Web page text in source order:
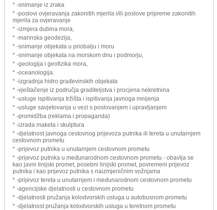
* -snimanje iz zraka
* -poslovi ovjeravanja zakonitih mjerila i/ili poslove pripreme zakonitih
mjerila za ovjeravanje
* -izmjera dubina mora,
* -marinska geodezija,
* -snimanje objekata u priobalju i moru
* -snimanje objekata na morskom dnu i podmorju,
* -geologija i geofizika mora,
* -oceanologija.
* -izgradnja hidro građevinskih objekata
* -vještačenje iz područja graditeljstva i procjena nekretnina
* -usluge ispitivanja tržišta i ispitivanja javnoga mnijenja
* -usluge savjetovanja u vezi s poslovanjem i upravljanjem
* -promidžba (reklama i propaganda)
* -izrada maketa i skulptura
* -djelatnost javnoga cestovnog prijevoza putnika ili tereta u unutarnjem
cestovnom prometu
* -prijevoz putnika u unutarnjem cestovnom prometu
* -prijevoz putnika u međunarodnom cestovnom prometu - obavlja se
kao javni linijski promet, posebni linijski promet, povremeni prijevoz
putnika i kao prijevoz putnika s naizmjeničnim vožnjama
* -prijevoz tereta u unutarnjem i međunarodnom cestovnom prometu
* -agencijske djelatnosti u cestovnom prometu
* -djelatnosti pružanja kolodvorskih usluga u autobusnom prometu
* -djelatnost pružanja kolodvorskih usluga u teretnom prometu